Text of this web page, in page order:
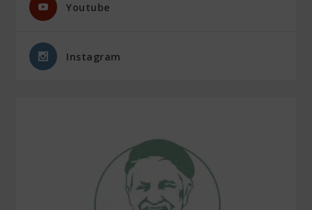
Youtube
Instagram